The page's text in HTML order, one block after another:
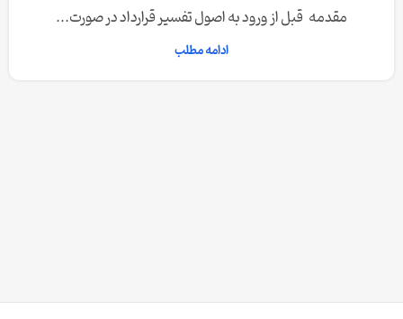
مقدمه قبل از ورود به اصول تفسیر قرارداد در صورت...
ادامه مطلب